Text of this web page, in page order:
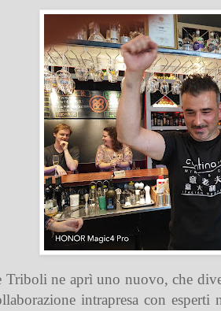
ne aprì uno nuovo, che
intrapresa con